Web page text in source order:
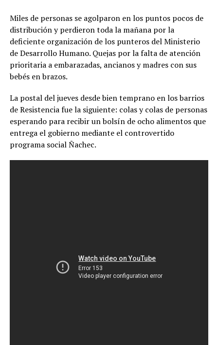
Miles de personas se agolparon en los puntos pocos de
distribución y perdieron toda la mañana por la
deficiente organización de los punteros del Ministerio
de Desarrollo Humano. Quejas por la falta de atención
prioritaria a embarazadas, ancianos y madres con sus
bebés en brazos.
La postal del jueves desde bien temprano en los barrios
de Resistencia fue la siguiente: colas y colas de personas
esperando para recibir un bolsín de ocho alimentos que
entrega el gobierno mediante el controvertido
programa social Ñachec.